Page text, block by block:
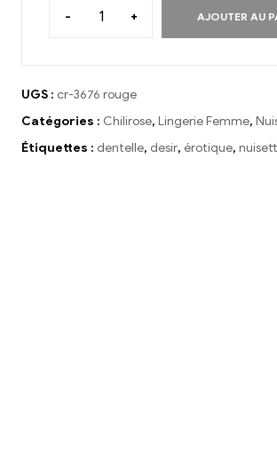
- + AJOUTER AU
UGS : cr-3676 rouge
Catégories : Chilirose, Lingerie Femme,
Étiquettes : dentelle, desir, érotique,